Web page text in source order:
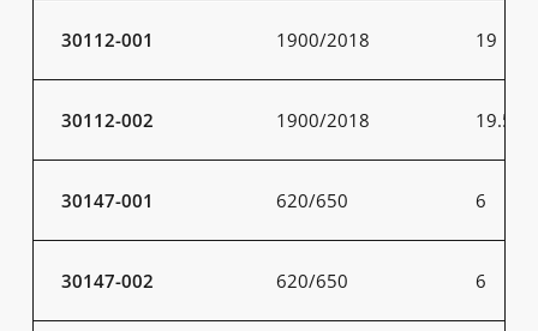
30112-001 1900/2018 19
30112-002 1900/2018 19.5
30147-001 620/650 6
30147-002 620/650 6